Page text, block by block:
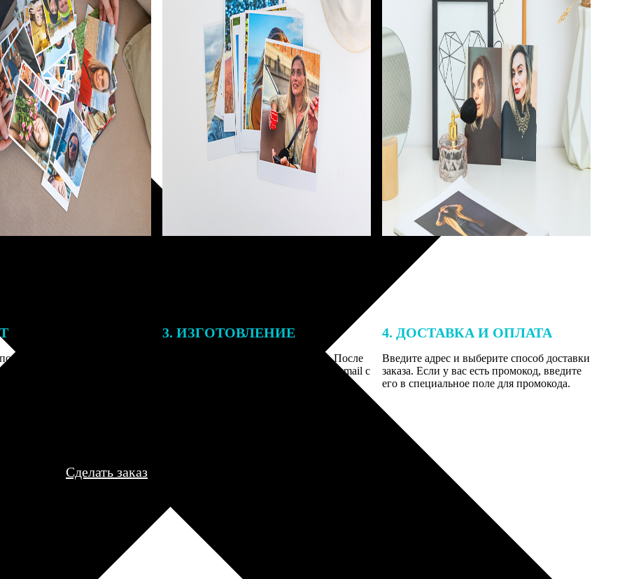
заказа к печати
могут связаться с Вами
телефону или email для
деталей.
3. ИЗГОТОВЛЕНИЕ
Оплатите заказ банковской картой. После
оплаты получите подтверждение на email с
описанием заказа. Когда отправим заказ
4. ДОСТАВКА И ОПЛАТА
Введите адрес и выберите способ доставки
заказа. Если у вас есть промокод, введите
его в специальное поле для промокода.
Сделать заказ